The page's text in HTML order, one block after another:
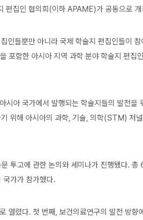
편집인 협의회(이하 APAME)가 공동으로
인들뿐만 아니라 국제 학술지 편집인들이
포함한 아시아 지역 과학 분야 학술지 편
아 국가에서 발행되는 학술지들의 발전을
위해 아시아의 과학, 기술, 의학(STM) 저
투고에 관한 논의와 세미나가 진행됐다. 총
국가가 참가했다.
열렸다. 첫 번째, 보건의료연구의 발전 방향